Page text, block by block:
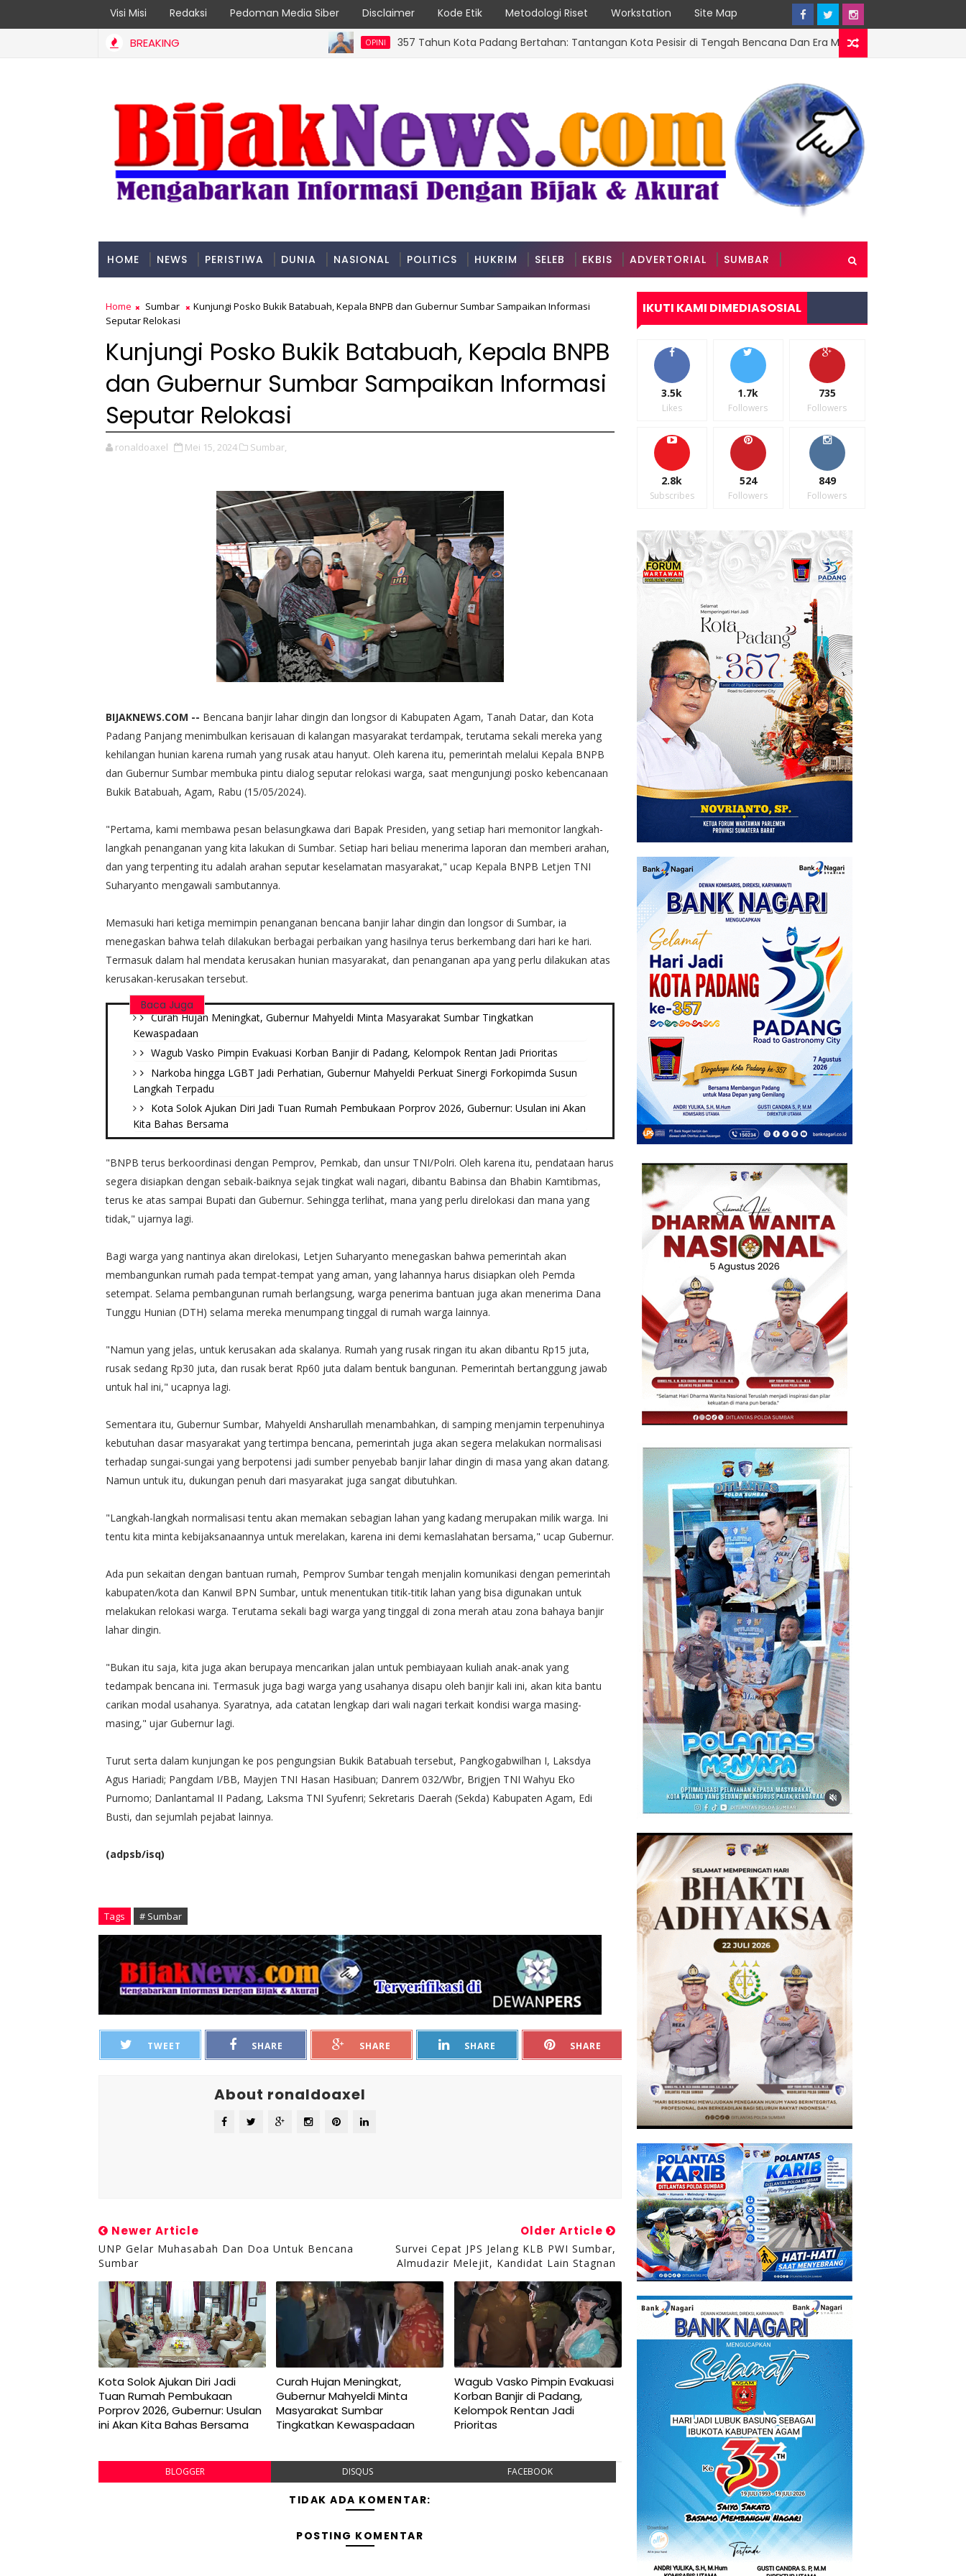
Visi Misi Redaksi Pedoman Media Siber Disclaimer Kode Etik Metodologi Riset Workstation Site Map
BREAKING OPINI 357 Tahun Kota Padang Bertahan: Tantangan Kota Pesisir di Tengah Bencana Dan Era Modernisasi
HOME NEWS PERISTIWA DUNIA NASIONAL POLITICS HUKRIM SELEB EKBIS ADVERTORIAL SUMBAR
Home Sumbar
Kunjungi Posko Bukik Batabuah, Kepala BNPB dan Gubernur Sumbar Sampaikan Informasi
Seputar Relokasi
Kunjungi Posko Bukik Batabuah, Kepala BNPB
dan Gubernur Sumbar Sampaikan Informasi
Seputar Relokasi
ronaldoaxel Mei 15, 2024 Sumbar,
BIJAKNEWS.COM -- Bencana banjir lahar dingin dan longsor di Kabupaten Agam, Tanah Datar, dan Kota
Padang Panjang menimbulkan kerisauan di kalangan masyarakat terdampak, terutama sekali mereka yang
kehilangan hunian karena rumah yang rusak atau hanyut. Oleh karena itu, pemerintah melalui Kepala BNPB
dan Gubernur Sumbar membuka pintu dialog seputar relokasi warga, saat mengunjungi posko kebencanaan
Bukik Batabuah, Agam, Rabu (15/05/2024).
"Pertama, kami membawa pesan belasungkawa dari Bapak Presiden, yang setiap hari memonitor langkah-
langkah penanganan yang kita lakukan di Sumbar. Setiap hari beliau menerima laporan dan memberi arahan,
dan yang terpenting itu adalah arahan seputar keselamatan masyarakat," ucap Kepala BNPB Letjen TNI
Suharyanto mengawali sambutannya.
Memasuki hari ketiga memimpin penanganan bencana banjir lahar dingin dan longsor di Sumbar, ia
menegaskan bahwa telah dilakukan berbagai perbaikan yang hasilnya terus berkembang dari hari ke hari.
Termasuk dalam hal mendata kerusakan hunian masyarakat, dan penanganan apa yang perlu dilakukan atas
kerusakan-kerusakan tersebut.
Baca Juga
Curah Hujan Meningkat, Gubernur Mahyeldi Minta Masyarakat Sumbar Tingkatkan
Kewaspadaan
Wagub Vasko Pimpin Evakuasi Korban Banjir di Padang, Kelompok Rentan Jadi Prioritas
Narkoba hingga LGBT Jadi Perhatian, Gubernur Mahyeldi Perkuat Sinergi Forkopimda Susun
Langkah Terpadu
Kota Solok Ajukan Diri Jadi Tuan Rumah Pembukaan Porprov 2026, Gubernur: Usulan ini Akan
Kita Bahas Bersama
"BNPB terus berkoordinasi dengan Pemprov, Pemkab, dan unsur TNI/Polri. Oleh karena itu, pendataan harus
segera disiapkan dengan sebaik-baiknya sejak tingkat wali nagari, dibantu Babinsa dan Bhabin Kamtibmas,
terus ke atas sampai Bupati dan Gubernur. Sehingga terlihat, mana yang perlu direlokasi dan mana yang
tidak," ujarnya lagi.
Bagi warga yang nantinya akan direlokasi, Letjen Suharyanto menegaskan bahwa pemerintah akan
membangunkan rumah pada tempat-tempat yang aman, yang lahannya harus disiapkan oleh Pemda
setempat. Selama pembangunan rumah berlangsung, warga penerima bantuan juga akan menerima Dana
Tunggu Hunian (DTH) selama mereka menumpang tinggal di rumah warga lainnya.
"Namun yang jelas, untuk kerusakan ada skalanya. Rumah yang rusak ringan itu akan dibantu Rp15 juta,
rusak sedang Rp30 juta, dan rusak berat Rp60 juta dalam bentuk bangunan. Pemerintah bertanggung jawab
untuk hal ini," ucapnya lagi.
Sementara itu, Gubernur Sumbar, Mahyeldi Ansharullah menambahkan, di samping menjamin terpenuhinya
kebutuhan dasar masyarakat yang tertimpa bencana, pemerintah juga akan segera melakukan normalisasi
terhadap sungai-sungai yang berpotensi jadi sumber penyebab banjir lahar dingin di masa yang akan datang.
Namun untuk itu, dukungan penuh dari masyarakat juga sangat dibutuhkan.
"Langkah-langkah normalisasi tentu akan memakan sebagian lahan yang kadang merupakan milik warga. Ini
tentu kita minta kebijaksanaannya untuk merelakan, karena ini demi kemaslahatan bersama," ucap Gubernur.
Ada pun sekaitan dengan bantuan rumah, Pemprov Sumbar tengah menjalin komunikasi dengan pemerintah
kabupaten/kota dan Kanwil BPN Sumbar, untuk menentukan titik-titik lahan yang bisa digunakan untuk
melakukan relokasi warga. Terutama sekali bagi warga yang tinggal di zona merah atau zona bahaya banjir
lahar dingin.
"Bukan itu saja, kita juga akan berupaya mencarikan jalan untuk pembiayaan kuliah anak-anak yang
tedampak bencana ini. Termasuk juga bagi warga yang usahanya disapu oleh banjir kali ini, akan kita bantu
carikan modal usahanya. Syaratnya, ada catatan lengkap dari wali nagari terkait kondisi warga masing-
masing," ujar Gubernur lagi.
Turut serta dalam kunjungan ke pos pengungsian Bukik Batabuah tersebut, Pangkogabwilhan I, Laksdya
Agus Hariadi; Pangdam I/BB, Mayjen TNI Hasan Hasibuan; Danrem 032/Wbr, Brigjen TNI Wahyu Eko
Purnomo; Danlantamal II Padang, Laksma TNI Syufenri; Sekretaris Daerah (Sekda) Kabupaten Agam, Edi
Busti, dan sejumlah pejabat lainnya.
(adpsb/isq)
Tags # Sumbar
TWEET SHARE SHARE SHARE SHARE
About ronaldoaxel
Newer Article
UNP Gelar Muhasabah Dan Doa Untuk Bencana
Sumbar
Older Article
Survei Cepat JPS Jelang KLB PWI Sumbar,
Almudazir Melejit, Kandidat Lain Stagnan
Kota Solok Ajukan Diri Jadi
Tuan Rumah Pembukaan
Porprov 2026, Gubernur: Usulan
ini Akan Kita Bahas Bersama
Curah Hujan Meningkat,
Gubernur Mahyeldi Minta
Masyarakat Sumbar
Tingkatkan Kewaspadaan
Wagub Vasko Pimpin Evakuasi
Korban Banjir di Padang,
Kelompok Rentan Jadi
Prioritas
BLOGGER DISQUS FACEBOOK
TIDAK ADA KOMENTAR:
POSTING KOMENTAR
IKUTI KAMI DIMEDIASOSIAL
3.5k
Likes
1.7k
Followers
735
Followers
2.8k
Subscribes
524
Followers
849
Followers